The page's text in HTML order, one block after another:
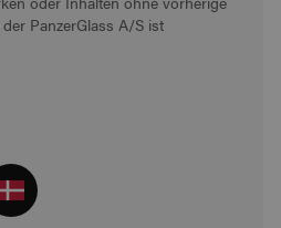
PanzerGlass A/S ist